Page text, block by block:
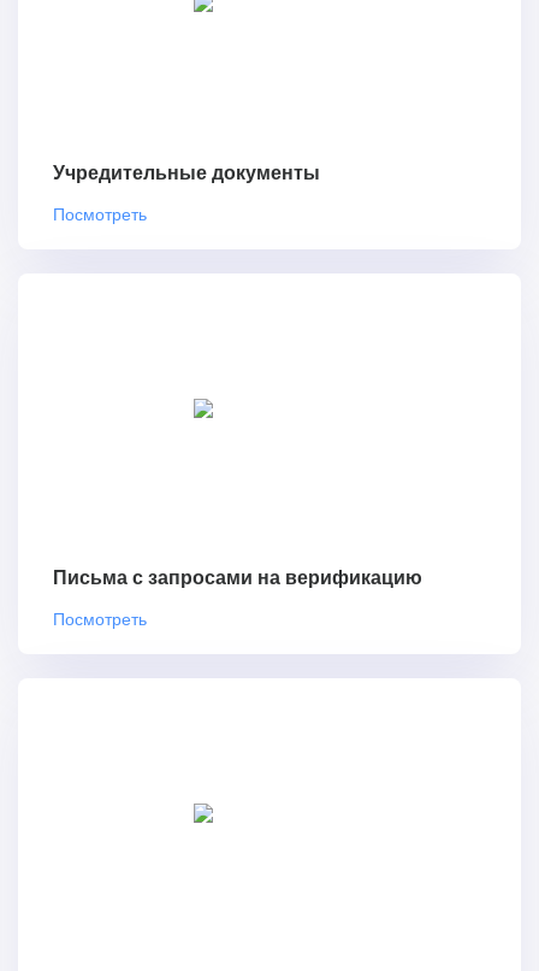
Учредительные документы
Посмотреть
Письма с запросами на верификацию
Посмотреть